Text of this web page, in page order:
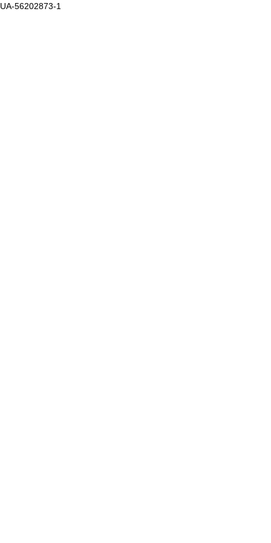
UA-56202873-1